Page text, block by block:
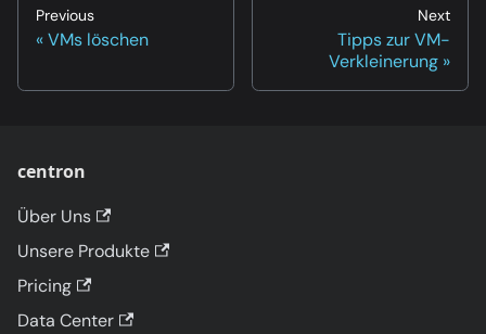
Previous
VMs löschen
Next
Tipps zur VM-
Verkleinerung
centron
Über Uns
Unsere Produkte
Pricing
Data Center